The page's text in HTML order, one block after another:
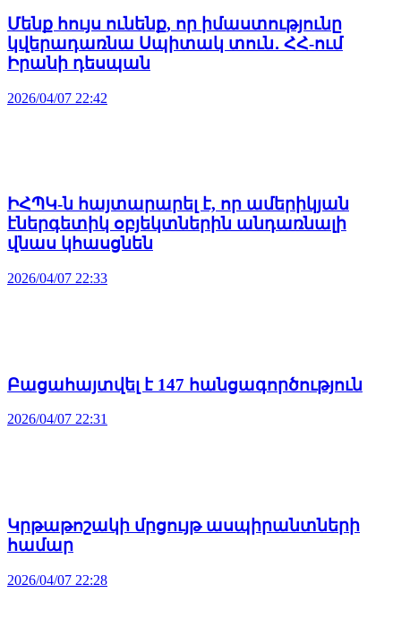
Մենք հույս ունենք, որ իմաստությունը
կվերադառնա Սպիտակ տուն․ ՀՀ-ում
Իրանի դեսպան
2026/04/07 22:42
ԻՀՊԿ-ն հայտարարել է, որ ամերիկյան
էներգետիկ օբյեկտներին անդառնալի
վնաս կհասցնեն
2026/04/07 22:33
Բացահայտվել է 147 հանցագործություն
2026/04/07 22:31
Կրթաթոշակի մրցույթ ասպիրանտների
համար
2026/04/07 22:28